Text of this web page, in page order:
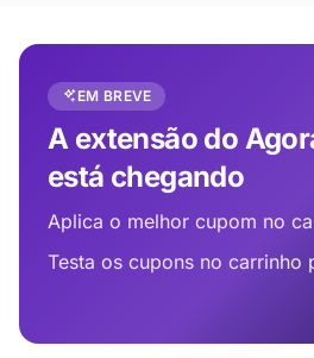
EM BREVE
A extensão do
está chegando
Aplica o melhor cupom no
Testa os cupons no carrinho